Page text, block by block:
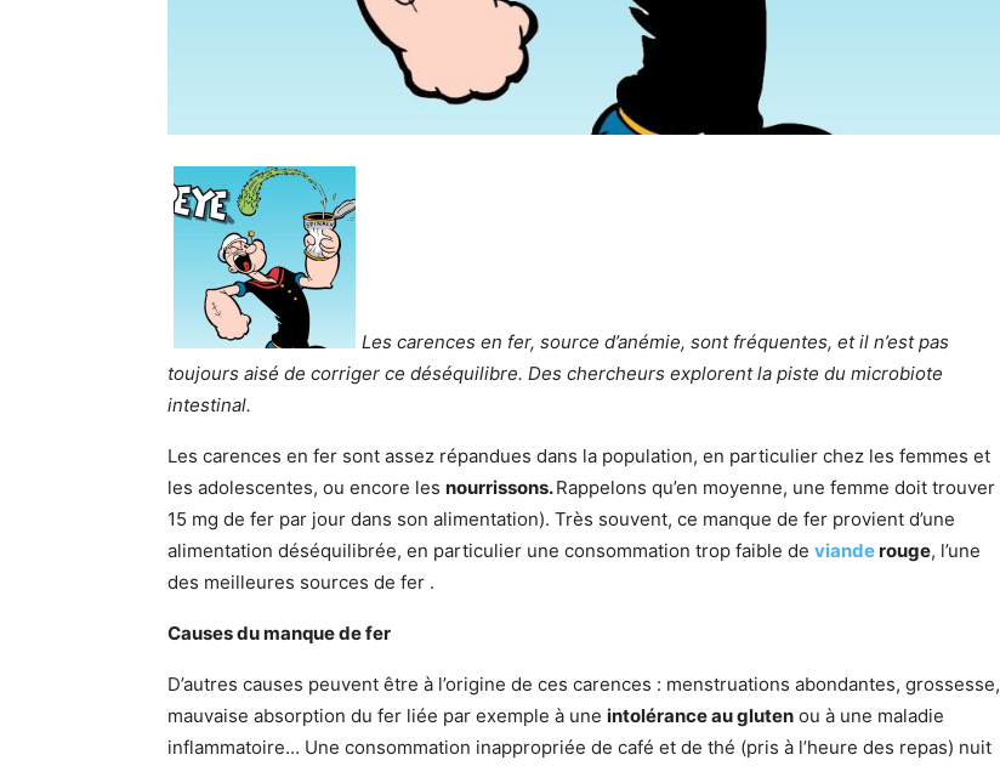
Les carences en fer, source d’anémie, sont fréquentes, et il n’est pas
toujours aisé de corriger ce déséquilibre. Des chercheurs explorent la piste du microbiote
intestinal.
Les carences en fer sont assez répandues dans la population, en particulier chez les femmes et
les adolescentes, ou encore les nourrissons.Rappelons qu’en moyenne, une femme doit trouver
15 mg de fer par jour dans son alimentation). Très souvent, ce manque de fer provient d’une
alimentation déséquilibrée, en particulier une consommation trop faible de vianderouge, l’une
des meilleures sources de fer .
Causes du manque de fer
D’autres causes peuvent être à l’origine de ces carences : menstruations abondantes, grossesse,
mauvaise absorption du fer liée par exemple à une intolérance au gluten ou à une maladie
inflammatoire… Une consommation inappropriée de café et de thé (pris à l’heure des repas) nuit